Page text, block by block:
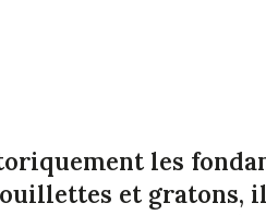
les
et gratons, il